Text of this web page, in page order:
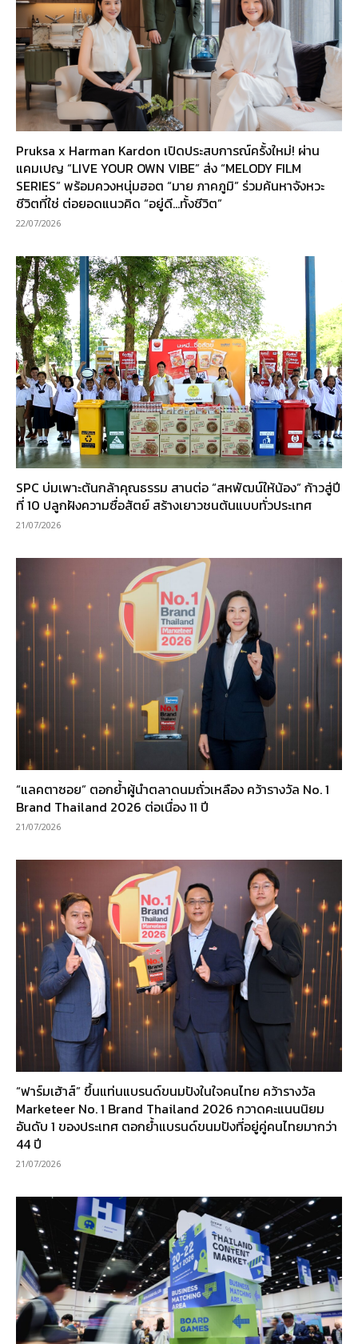
Pruksa x Harman Kardon เปิดประสบการณ์ครั้งใหม่! ผ่าน
แคมเปญ “LIVE YOUR OWN VIBE” ส่ง “MELODY FILM
SERIES” พร้อมควงหนุ่มฮอต “มาย ภาคภูมิ” ร่วมค้นหาจังหวะ
ชีวิตที่ใช่ ต่อยอดแนวคิด “อยู่ดี…ทั้งชีวิต”
22/07/2026
SPC บ่มเพาะต้นกล้าคุณธรรม สานต่อ “สหพัฒน์ให้น้อง” ก้าวสู่ปี
ที่ 10 ปลูกฝังความซื่อสัตย์ สร้างเยาวชนต้นแบบทั่วประเทศ
21/07/2026
“แลคตาซอย” ตอกย้ำผู้นำตลาดนมถั่วเหลือง คว้ารางวัล No. 1
Brand Thailand 2026 ต่อเนื่อง 11 ปี
21/07/2026
“ฟาร์มเฮ้าส์” ขึ้นแท่นแบรนด์ขนมปังในใจคนไทย คว้ารางวัล
Marketeer No. 1 Brand Thailand 2026 กวาดคะแนนนิยม
อันดับ 1 ของประเทศ ตอกย้ำแบรนด์ขนมปังที่อยู่คู่คนไทยมากว่า
44 ปี
21/07/2026